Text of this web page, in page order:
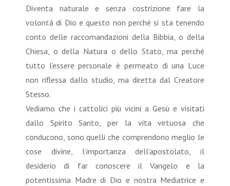
Diventa naturale e senza costrizione fare la
volontà di Dio e questo non perché si sta tenendo
conto delle raccomandazioni della Bibbia, o della
Chiesa, o della Natura o dello Stato, ma perché
tutto l’essere personale è permeato di una Luce
non riflessa dallo studio, ma diretta dal Creatore
Stesso.
Vediamo che i cattolici più vicini a Gesù e visitati
dallo Spirito Santo, per la vita virtuosa che
conducono, sono quelli che comprendono meglio le
cose divine, l’importanza dell’apostolato, il
desiderio di far conoscere il Vangelo e la
potentissima Madre di Dio e nostra Mediatrice e